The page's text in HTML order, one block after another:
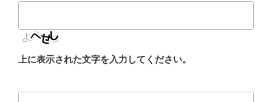
上に表示された文字を入力してください。